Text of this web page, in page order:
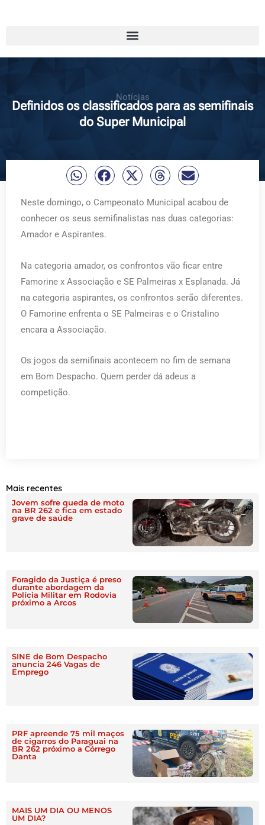
Notícias
Definidos os classificados para as semifinais
do Super Municipal
Neste domingo, o Campeonato Municipal acabou de
conhecer os seus semifinalistas nas duas categorias:
Amador e Aspirantes.
Na categoria amador, os confrontos vão ficar entre
Famorine x Associação e SE Palmeiras x Esplanada. Já
na categoria aspirantes, os confrontos serão diferentes.
O Famorine enfrenta o SE Palmeiras e o Cristalino
encara a Associação.
Os jogos da semifinais acontecem no fim de semana
em Bom Despacho. Quem perder dá adeus a
competição.
Mais recentes
Jovem sofre queda de moto
na BR 262 e fica em estado
grave de saúde
Foragido da Justiça é preso
durante abordagem da
Polícia Militar em Rodovia
próximo a Arcos
SINE de Bom Despacho
anuncia 246 Vagas de
Emprego
PRF apreende 75 mil maços
de cigarros do Paraguai na
BR 262 próximo a Córrego
Danta
MAIS UM DIA OU MENOS
UM DIA?